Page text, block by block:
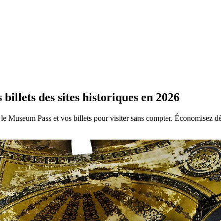
des sites historiques en 2026
Pass et vos billets pour visiter sans compter. Économisez